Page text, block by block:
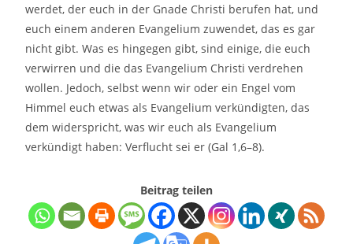
werdet, der euch in der Gnade Christi berufen hat, und
euch einem anderen Evangelium zuwendet, das es gar
nicht gibt. Was es hingegen gibt, sind einige, die euch
verwirren und die das Evangelium Christi verdrehen
wollen. Jedoch, selbst wenn wir oder ein Engel vom
Himmel euch etwas als Evangelium verkündigten, das
dem widerspricht, was wir euch als Evangelium
verkündigt haben: Verflucht sei er (Gal 1,6–8).
Beitrag teilen